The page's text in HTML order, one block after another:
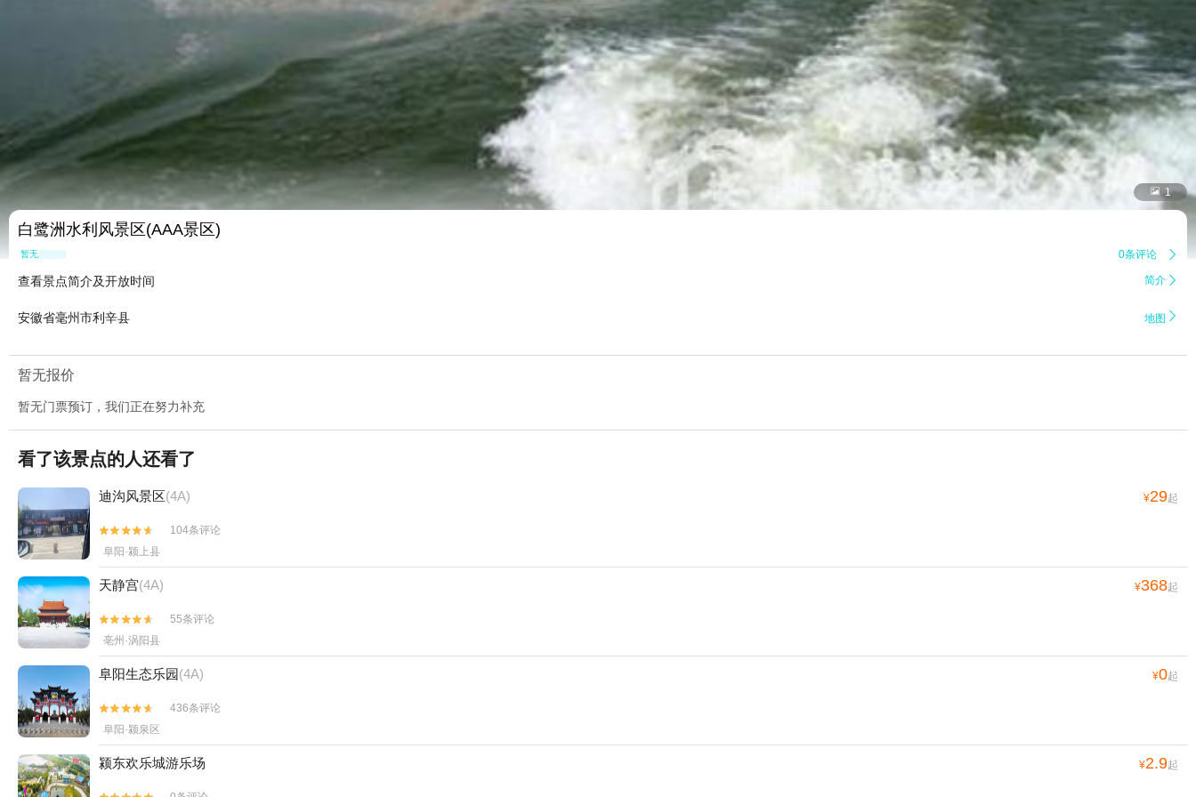
 1
白鹭洲水利风景区(AAA景区)
暂无点评 0条评论 
查看景点简介及开放时间 简介 
安徽省毫州市利辛县 地图 
暂无报价
暂无门票预订，我们正在努力补充
看了该景点的人还看了
迪沟风景区(4A) ¥29起


104条评论
阜阳·颍上县
天静宫(4A) ¥368起


55条评论
亳州·涡阳县
阜阳生态乐园(4A) ¥0起


436条评论
阜阳·颍泉区
颍东欢乐城游乐场 ¥2.9起